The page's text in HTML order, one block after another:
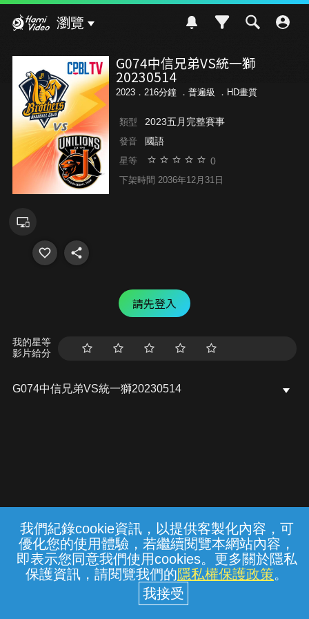
我們紀錄cookie資訊，以提供客製化內容，可
優化您的使用體驗，若繼續閱覽本網站內容，
即表示您同意我們使用cookies。更多關於隱私
保護資訊，請閱覽我們的隱私權保護政策。
瀏覽
G074中信兄弟VS統一獅
20230514
2023．216分鐘 ． 普遍級 ．HD畫質
類型 2023五月完整賽事
發音 國語
星等 0
下架時間 2036年12月31日
請先登入
我的星等
影片給分
G074中信兄弟VS統一獅20230514
常見問題 線上客服 服務條款 隱私權保護
中華電信股份有限公司個人家庭分公司
(統一編號：96979949) © 2026
{{notifyMsg}}